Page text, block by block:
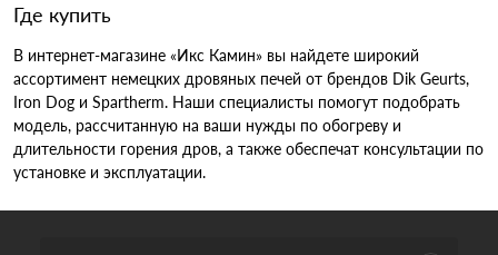
Где купить
В интернет-магазине «Икс Камин» вы найдете широкий
ассортимент немецких дровяных печей от брендов Dik Geurts,
Iron Dog и Spartherm. Наши специалисты помогут подобрать
модель, рассчитанную на ваши нужды по обогреву и
длительности горения дров, а также обеспечат консультации по
установке и эксплуатации.